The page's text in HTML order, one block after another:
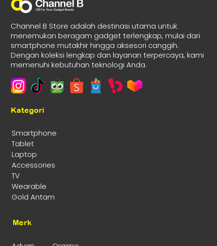
Channel B Store adalah destinasi utama untuk
menemukan beragam gadget terlengkap, mulai dari
smartphone mutakhir hingga aksesori canggih.
Dengan koleksi lengkap dan layanan terpercaya, kami
memenuhi kebutuhan teknologi Anda.
Kategori
Smartphone
Tablet
Laptop
Accessories
TV
Wearable
Gold Antam
Merk